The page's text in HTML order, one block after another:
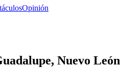
Opinión
Nuevo León